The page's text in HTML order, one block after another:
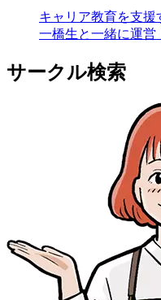
キャリア教育を支援
一橋生と一緒に運営
サークル検索